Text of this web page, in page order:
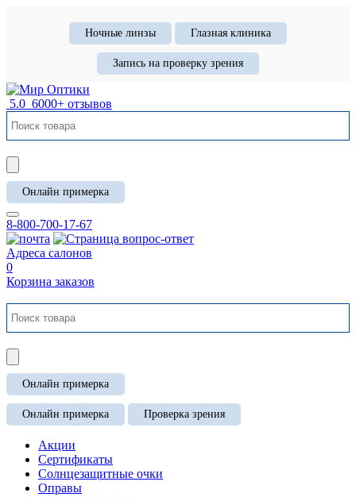
Ночные линзы Глазная клиника
Запись на проверку зрения
5.0 6000+ отзывов
Онлайн примерка
8-800-700-17-67
Адреса салонов
0
Корзина заказов
Онлайн примерка
Онлайн примерка Проверка зрения
Акции
Сертификаты
Солнцезащитные очки
Оправы